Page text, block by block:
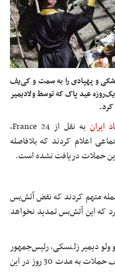
و پهپادی را به سمت و کی‌یف
عید پاک که توسط ولادیمیر
کرد.
ایران
به نقل از France 24،
اعلام کردند که بلافاصله
حملات دریافت نشده است.
متهم کردند که نقض آتش‌بس
که این آتش‌بس تمدید نخواهد
زلنسکی، رئیس‌جمهور
اوکراین، چندین بار تمایل اوکراین را برای توقف حملات به مدت 30 روز در این